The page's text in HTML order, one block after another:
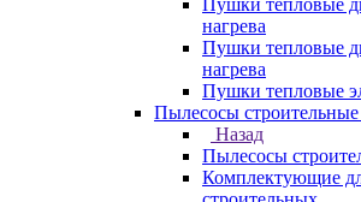
Пушки тепловые
нагрева
Пушки тепловые
нагрева
Пушки тепловые
Пылесосы строительные
Назад
Пылесосы
Комплектующие